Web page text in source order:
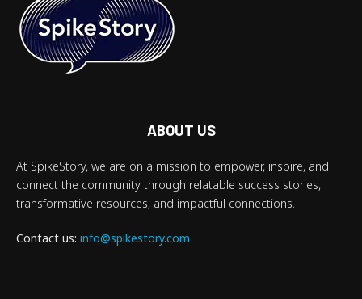
ABOUT US
At SpikeStory, we are on a mission to empower, inspire, and
connect the community through relatable success stories,
transformative resources, and impactful connections.
Contact us: info@spikestory.com